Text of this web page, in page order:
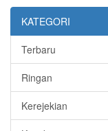
KATEGORI
Terbaru
Ringan
Kerejekian